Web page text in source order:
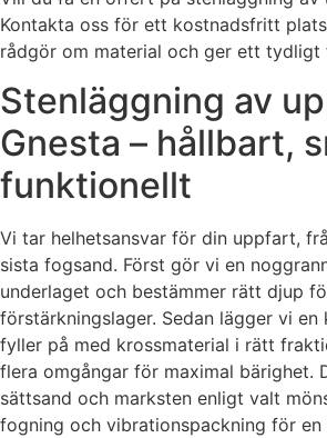
Kontakta oss för ett kostnadsfritt
rådgör om material och ger ett tydligt
Stenläggning av
Gnesta – hållbart,
funktionellt
Vi tar helhetsansvar för din uppfart,
sista fogsand. Först gör vi en
underlaget och bestämmer rätt djup
förstärkningslager. Sedan lägger vi
fyller på med krossmaterial i rätt
flera omgångar för maximal bärighet.
sättsand och marksten enligt valt
fogning och vibrationspackning för